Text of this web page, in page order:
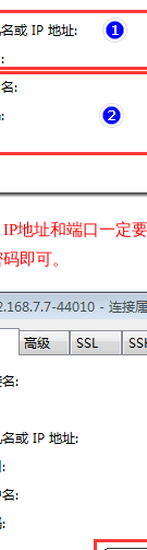
地址和端口一定
即可。